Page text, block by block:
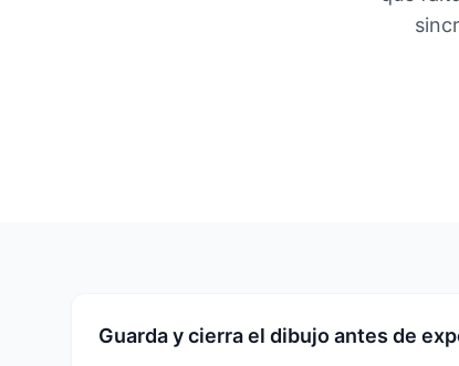
Guarda y cierra el dibujo antes de